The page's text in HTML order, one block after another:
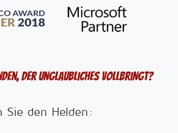
der Unglaubliches vollbringt?
Sie den Helden: